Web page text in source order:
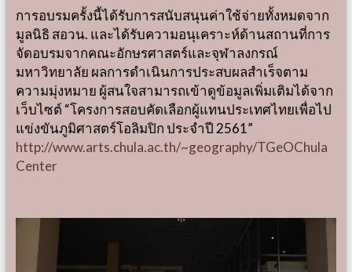
การอบรมครั้งนี้ได้รับการสนับสนุนค่าใช้จ่ายทั้งหมดจาก
มูลนิธิ สอวน. และได้รับความอนุเคราะห์ด้านสถานที่การ
จัดอบรมจากคณะอักษรศาสตร์และจุฬาลงกรณ์
มหาวิทยาลัย ผลการดำเนินการประสบผลสำเร็จตาม
ความมุ่งหมาย ผู้สนใจสามารถเข้าดูข้อมูลเพิ่มเติมได้จาก
เว็บไซต์ “โครงการสอบคัดเลือกผู้แทนประเทศไทยเพื่อไป
แข่งขันภูมิศาสตร์โอลิมปิก ประจำปี 2561”
http://www.arts.chula.ac.th/~geography/TGeOChula
Center